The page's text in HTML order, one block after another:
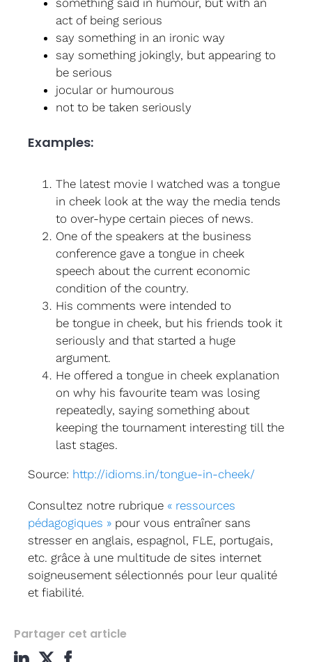
something said in humour, but with an
act of being serious
say something in an ironic way
say something jokingly, but appearing to
be serious
jocular or humourous
not to be taken seriously
Examples:
The latest movie I watched was a tongue
in cheek look at the way the media tends
to over-hype certain pieces of news.
One of the speakers at the business
conference gave a tongue in cheek
speech about the current economic
condition of the country.
His comments were intended to
be tongue in cheek, but his friends took it
seriously and that started a huge
argument.
He offered a tongue in cheek explanation
on why his favourite team was losing
repeatedly, saying something about
keeping the tournament interesting till the
last stages.
Source: http://idioms.in/tongue-in-cheek/
Consultez notre rubrique « ressources
pédagogiques »pour vous entraîner sans
stresser en anglais, espagnol, FLE, portugais,
etc. grâce à une multitude de sites internet
soigneusement sélectionnés pour leur qualité
et fiabilité.
Partager cet article